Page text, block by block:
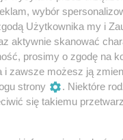
godzin przed
a także
jednym pasem
zamknięty
w godzinach
Trasę W-Z. W tym
placu Zamkowego.
wybór
Użytkownika my i
aktywnie skanować
prosimy o zgodę na
i zawsze możesz ją
strony
. Niektóre
się takiemu